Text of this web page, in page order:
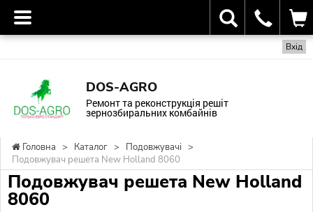
Вхід
DOS-AGRO
Ремонт та реконструкція решіт
зернозбиральних комбайнів
Головна > Каталог > Подовжувачі >
Подовжувач решета New Holland 8060
Подовжувач решета New Holland
8060